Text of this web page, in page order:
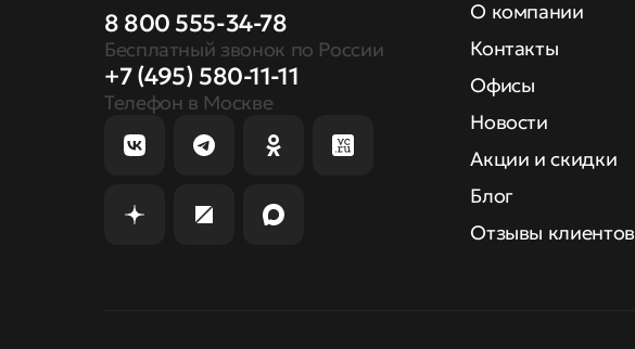
8 800 555-34-78
Бесплатный звонок по России
+7 (495) 580-11-11
Телефон в Москве
О компании
Контакты
Офисы
Новости
Акции и скидки
Блог
Отзывы клиентов